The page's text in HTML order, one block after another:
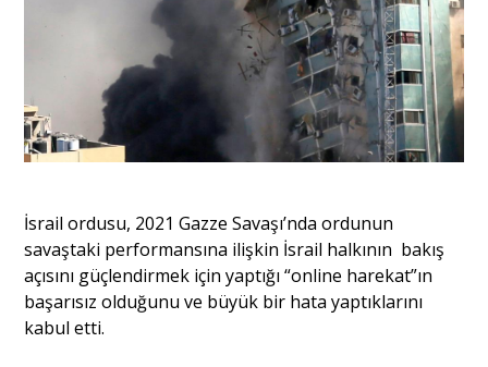
Dünya
Yorum - Analiz
Yazı Dizisi
İsrail ordusu, 2021 Gazze Savaşı’nda ordunun
savaştaki performansına ilişkin İsrail halkının bakış
açısını güçlendirmek için yaptığı “online harekat”ın
başarısız olduğunu ve büyük bir hata yaptıklarını
kabul etti.